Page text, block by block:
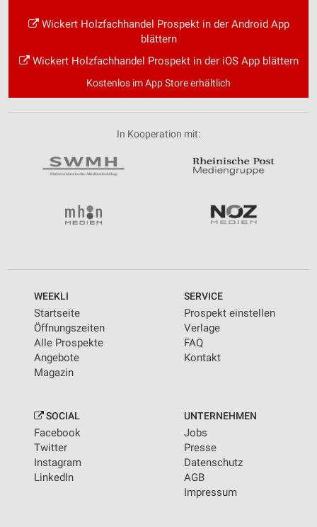
Wickert Holzfachhandel Prospekt in der Android App
blättern
Wickert Holzfachhandel Prospekt in der iOS App blättern
Kostenlos im App Store erhältlich
In Kooperation mit:
WEEKLI
Startseite
Öffnungszeiten
Alle Prospekte
Angebote
Magazin
SERVICE
Prospekt einstellen
Verlage
FAQ
Kontakt
SOCIAL
Facebook
Twitter
Instagram
LinkedIn
UNTERNEHMEN
Jobs
Presse
Datenschutz
AGB
Impressum